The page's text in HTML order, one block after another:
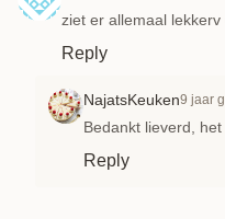
ziet er allemaal lekkerv
Reply
NajatsKeuken9 jaar
Bedankt lieverd,
Reply